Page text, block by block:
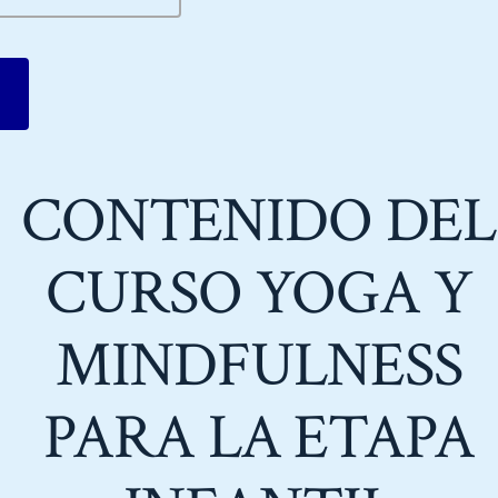
CONTENIDO DEL
CURSO YOGA Y
MINDFULNESS
PARA LA ETAPA